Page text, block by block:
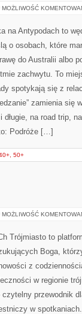
MOŻLIWOŚĆ
na Antypodach to
o osobach, które
do Australii albo
zachwytu. To
spotykają się z
zamienia się
na road trip,
Podróże […]
50+
MOŻLIWOŚĆ
Trójmiasto to
Boga,
z
w regionie
czytelny przewodnik
w